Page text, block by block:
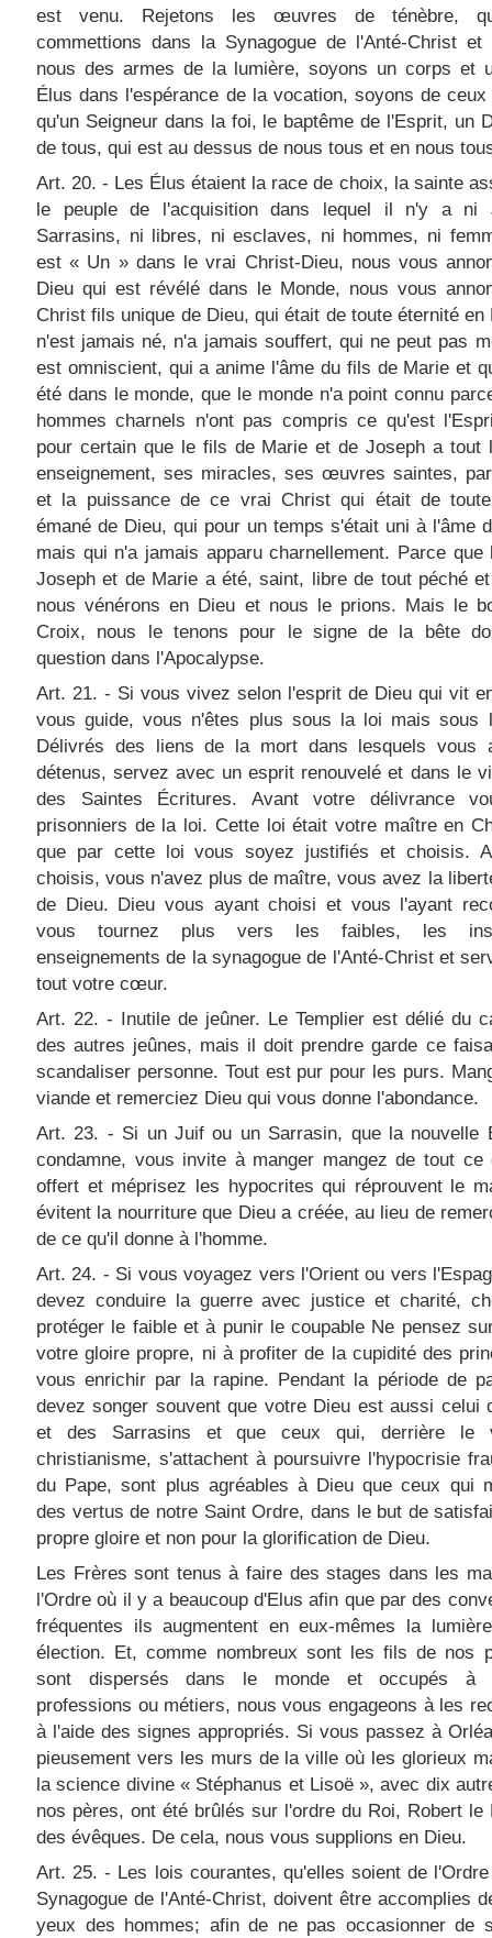
est venu. Rejetons les œuvres de ténèbre,
commettions dans la Synagogue de l'Anté-Christ et
nous des armes de la lumière, soyons un corps et
Élus dans l'espérance de la vocation, soyons de ceux
qu'un Seigneur dans la foi, le baptême de l'Esprit, un
de tous, qui est au dessus de nous tous et en nous
Art. 20. - Les Élus étaient la race de choix, la sainte
le peuple de l'acquisition dans lequel il n'y a ni
Sarrasins, ni libres, ni esclaves, ni hommes, ni
est « Un » dans le vrai Christ-Dieu, nous vous
Dieu qui est révélé dans le Monde, nous vous
Christ fils unique de Dieu, qui était de toute éternité en
n'est jamais né, n'a jamais souffert, qui ne peut pas
est omniscient, qui a anime l'âme du fils de Marie et
été dans le monde, que le monde n'a point connu
hommes charnels n'ont pas compris ce qu'est
pour certain que le fils de Marie et de Joseph a tout
enseignement, ses miracles, ses œuvres saintes,
et la puissance de ce vrai Christ qui était de
émané de Dieu, qui pour un temps s'était uni à l'âme
mais qui n'a jamais apparu charnellement. Parce
Joseph et de Marie a été, saint, libre de tout péché
nous vénérons en Dieu et nous le prions. Mais le
Croix, nous le tenons pour le signe de la bête
question dans l'Apocalypse.
Art. 21. - Si vous vivez selon l'esprit de Dieu qui vit
vous guide, vous n'êtes plus sous la loi mais sous
Délivrés des liens de la mort dans lesquels vous
détenus, servez avec un esprit renouvelé et dans le
des Saintes Écritures. Avant votre délivrance
prisonniers de la loi. Cette loi était votre maître en
que par cette loi vous soyez justifiés et choisis.
choisis, vous n'avez plus de maître, vous avez la
de Dieu. Dieu vous ayant choisi et vous l'ayant
vous tournez plus vers les faibles, les
enseignements de la synagogue de l'Anté-Christ et
tout votre cœur.
Art. 22. - Inutile de jeûner. Le Templier est délié du
des autres jeûnes, mais il doit prendre garde ce
scandaliser personne. Tout est pur pour les purs.
viande et remerciez Dieu qui vous donne l'abondance.
Art. 23. - Si un Juif ou un Sarrasin, que la nouvelle
condamne, vous invite à manger mangez de tout ce
offert et méprisez les hypocrites qui réprouvent le
évitent la nourriture que Dieu a créée, au lieu de
de ce qu'il donne à l'homme.
Art. 24. - Si vous voyagez vers l'Orient ou vers
devez conduire la guerre avec justice et charité,
protéger le faible et à punir le coupable Ne pensez
votre gloire propre, ni à profiter de la cupidité des
vous enrichir par la rapine. Pendant la période de
devez songer souvent que votre Dieu est aussi celui
et des Sarrasins et que ceux qui, derrière le
christianisme, s'attachent à poursuivre l'hypocrisie
du Pape, sont plus agréables à Dieu que ceux qui
des vertus de notre Saint Ordre, dans le but de
propre gloire et non pour la glorification de Dieu.
Les Frères sont tenus à faire des stages dans les
l'Ordre où il y a beaucoup d'Elus afin que par des
fréquentes ils augmentent en eux-mêmes la
élection. Et, comme nombreux sont les fils de nos
sont dispersés dans le monde et occupés à
professions ou métiers, nous vous engageons à les
à l'aide des signes appropriés. Si vous passez à
pieusement vers les murs de la ville où les glorieux
la science divine « Stéphanus et Lisoë », avec dix
nos pères, ont été brûlés sur l'ordre du Roi, Robert le
des évêques. De cela, nous vous supplions en Dieu.
Art. 25. - Les lois courantes, qu'elles soient de
Synagogue de l'Anté-Christ, doivent être accomplies
yeux des hommes; afin de ne pas occasionner de